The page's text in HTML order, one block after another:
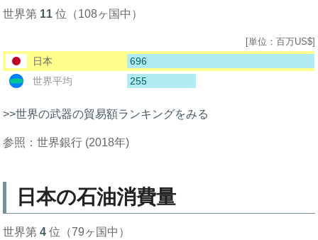
世界第 11 位（108ヶ国中）
[単位：百万US$]
日本
696
世界平均
255
>>世界の武器の貿易額ランキングをみる
参照：世界銀行 (2018年)
日本の石油消費量
世界第4 位（79ヶ国中）